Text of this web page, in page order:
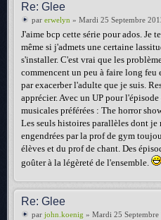
Re: Glee
par erwelyn » Mardi 25 Septembre
J'aime bcp cette série pour ados. Je
même si j'admets une certaine
s'installer. C'est vrai que les
commencent un peu à faire long
par exacerber l'adulte que je suis.
apprécier. Avec un UP pour
musicales préférées : The horror
Les seuls histoires parallèles dont je
engendrées par la prof de gym
élèves et du prof de chant. Des
goûter à la légèreté de l'ensemble.
Re: Glee
par john.koenig » Mardi 25